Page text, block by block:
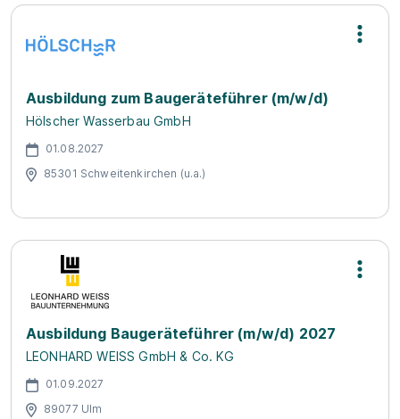
Ausbildung zum Baugeräteführer (m/w/d)
Hölscher Wasserbau GmbH
01.08.2027
85301 Schweitenkirchen (u.a.)
Ausbildung Baugeräteführer (m/w/d) 2027
LEONHARD WEISS GmbH & Co. KG
01.09.2027
89077 Ulm